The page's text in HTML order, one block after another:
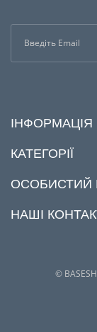
ІНФОРМАЦІЯ
КАТЕГОРІЇ
ОСОБИСТИЙ
НАШІ
©